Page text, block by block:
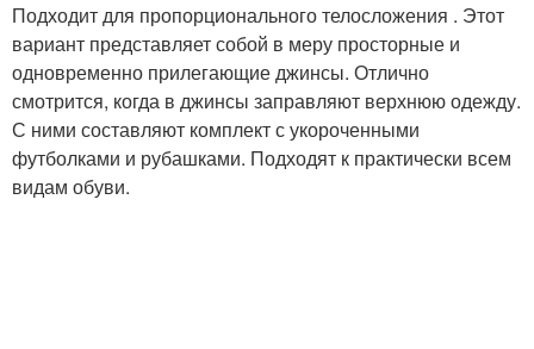
Подходит для пропорционального телосложения . Этот
вариант представляет собой в меру просторные и
одновременно прилегающие джинсы. Отлично
смотрится, когда в джинсы заправляют верхнюю одежду.
С ними составляют комплект с укороченными
футболками и рубашками. Подходят к практически всем
видам обуви.